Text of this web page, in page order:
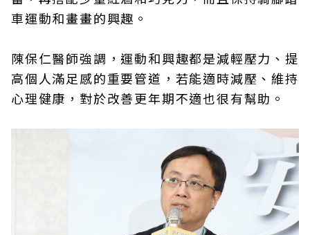
車運動和畫畫的興趣。
陳保仁醫師強調，運動和興趣都是減輕壓力、提
高個人滿足感的重要管道，若能適時減壓、維持
心理健康，對於改善更年期不適也很有幫助。